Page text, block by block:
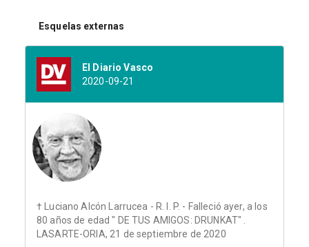
Esquelas externas
El Diario Vasco
2020-09-21
† Luciano Alcón Larrucea - R. I. P. - Falleció ayer, a los
80 años de edad " DE TUS AMIGOS: DRUNKAT" .
LASARTE-ORIA, 21 de septiembre de 2020